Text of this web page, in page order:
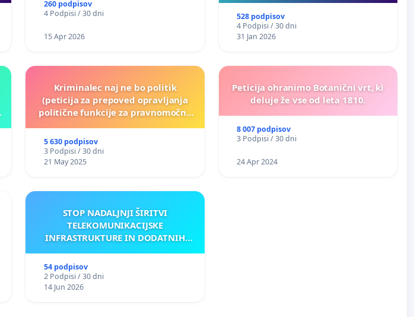
260 podpisov
4 Podpisi / 30 dni
15 Apr 2026
528 podpisov
4 Podpisi / 30 dni
31 Jan 2026
Kriminalec naj ne bo politik
(peticija za prepoved opravljanja
politične funkcije za pravnomočno
5 630 podpisov
3 Podpisi / 30 dni
21 May 2025
Peticija ohranimo Botanični vrt, ki
deluje že vse od leta 1810.
8 007 podpisov
3 Podpisi / 30 dni
24 Apr 2024
STOP NADALJNJI ŠIRITVI
TELEKOMUNIKACIJSKE
INFRASTRUKTURE IN DODATNIH
54 podpisov
2 Podpisi / 30 dni
14 Jun 2026